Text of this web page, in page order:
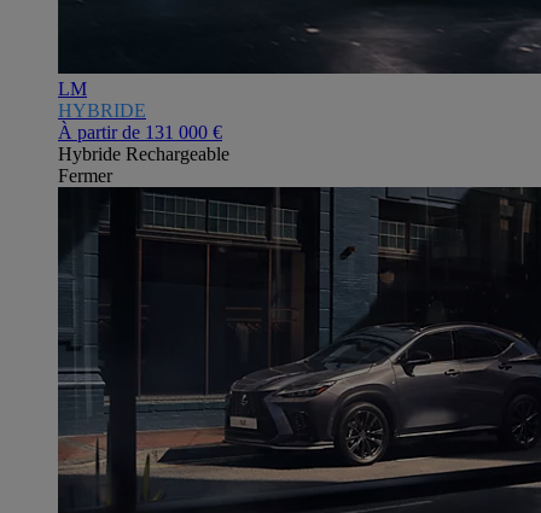
LM
HYBRIDE
À partir de 131 000 €
Hybride Rechargeable
Fermer